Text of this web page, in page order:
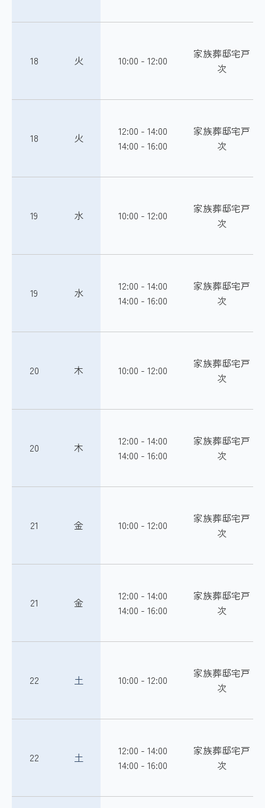
18 火 10:00 - 12:00
家族葬邸宅戸
次
18 火
12:00 - 14:00
14:00 - 16:00
家族葬邸宅戸
次
19 水 10:00 - 12:00
家族葬邸宅戸
次
19 水
12:00 - 14:00
14:00 - 16:00
家族葬邸宅戸
次
20 木 10:00 - 12:00
家族葬邸宅戸
次
20 木
12:00 - 14:00
14:00 - 16:00
家族葬邸宅戸
次
21 金 10:00 - 12:00
家族葬邸宅戸
次
21 金
12:00 - 14:00
14:00 - 16:00
家族葬邸宅戸
次
22 土 10:00 - 12:00
家族葬邸宅戸
次
22 土
12:00 - 14:00
14:00 - 16:00
家族葬邸宅戸
次